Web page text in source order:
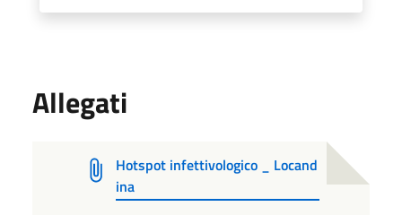
Allegati
Hotspot infettivologico _ Locand
ina